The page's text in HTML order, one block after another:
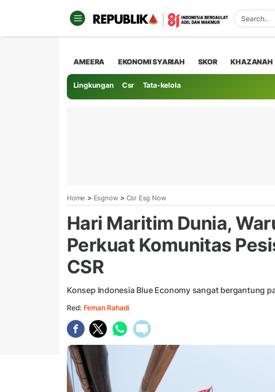
AMEERA EKONOMI SYARIAH SKOR KHAZANAH
Lingkungan Csr Tata-kelola
Home > Esgnow > Csr Esg Now
Hari Maritim Dunia,
Perkuat Komunitas
CSR
Konsep Indonesia Blue Economy sangat bergantung
Red: Fernan Rahadi